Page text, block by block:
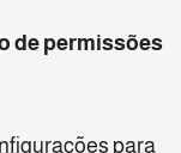
de permissões
para